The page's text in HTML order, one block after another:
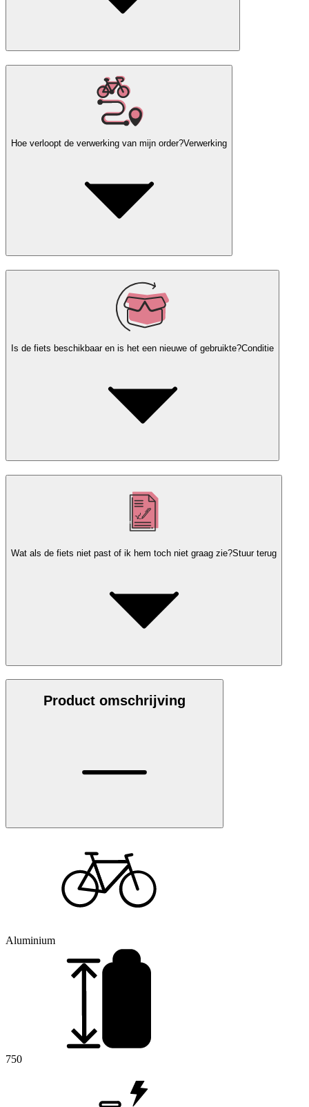
Hoe verloopt de verwerking van mijn order?Verwerking
Is de fiets beschikbaar en is het een nieuwe of gebruikte?Conditie
Wat als de fiets niet past of ik hem toch niet graag zie?Stuur terug
Product omschrijving
Aluminium
750